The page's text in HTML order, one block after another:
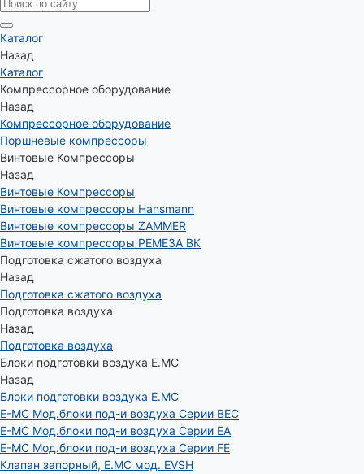
Каталог
Назад
Каталог
Компрессорное оборудование
Назад
Компрессорное оборудование
Поршневые компрессоры
Винтовые Компрессоры
Назад
Винтовые Компрессоры
Винтовые компрессоры Hansmann
Винтовые компрессоры ZAMMER
Винтовые компрессоры РЕМЕЗА ВК
Подготовка сжатого воздуха
Назад
Подготовка сжатого воздуха
Подготовка воздуха
Назад
Подготовка воздуха
Блоки подготовки воздуха E.MC
Назад
Блоки подготовки воздуха E.MC
E-MC Мод.блоки под-и воздуха Серии BEC
E-MC Мод.блоки под-и воздуха Серии EA
E-MC Мод.блоки под-и воздуха Серии FE
Клапан запорный, E.MC мод. EVSH